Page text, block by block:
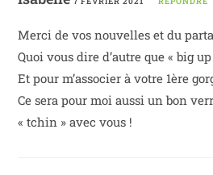
Merci de vos nouvelles et du
Quoi vous dire d’autre que « big up
Et pour m’associer à votre 1ère
Ce sera pour moi aussi un bon
« tchin » avec vous !